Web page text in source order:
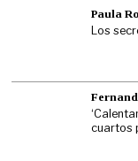
Paula
Los
cuartos